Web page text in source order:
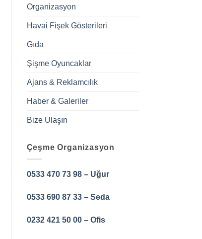
Organizasyon
Havai Fişek Gösterileri
Gıda
Şişme Oyuncaklar
Ajans & Reklamcılık
Haber & Galeriler
Bize Ulaşın
Çeşme Organizasyon
0533 470 73 98 – Uğur
0533 690 87 33 – Seda
0232 421 50 00 – Ofis